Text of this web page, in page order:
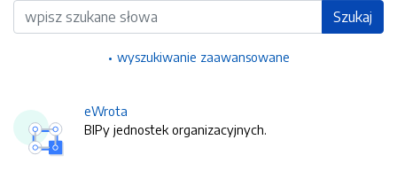
Wyszukiwarka Szukaj
wyszukiwanie zaawansowane
eWrota
BIPy jednostek organizacyjnych.